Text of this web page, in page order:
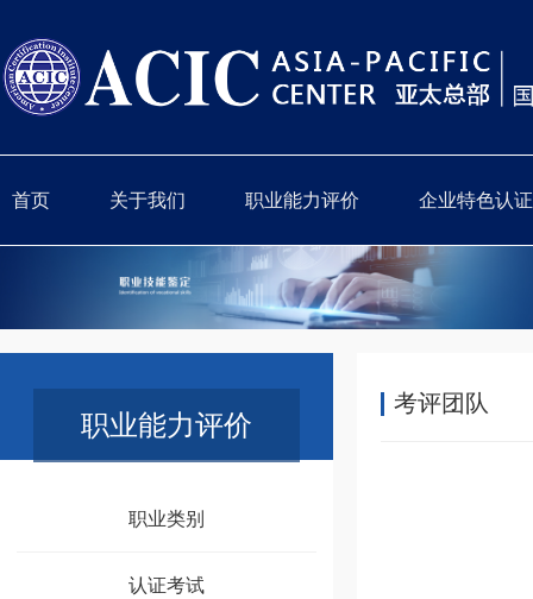
首页 关于我们 职业能力评价 企业特色认证
职业能力评价
职业类别
认证考试
考评团队